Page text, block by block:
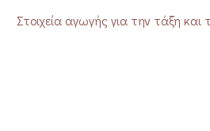
Στοιχεία αγωγής για την τάξη